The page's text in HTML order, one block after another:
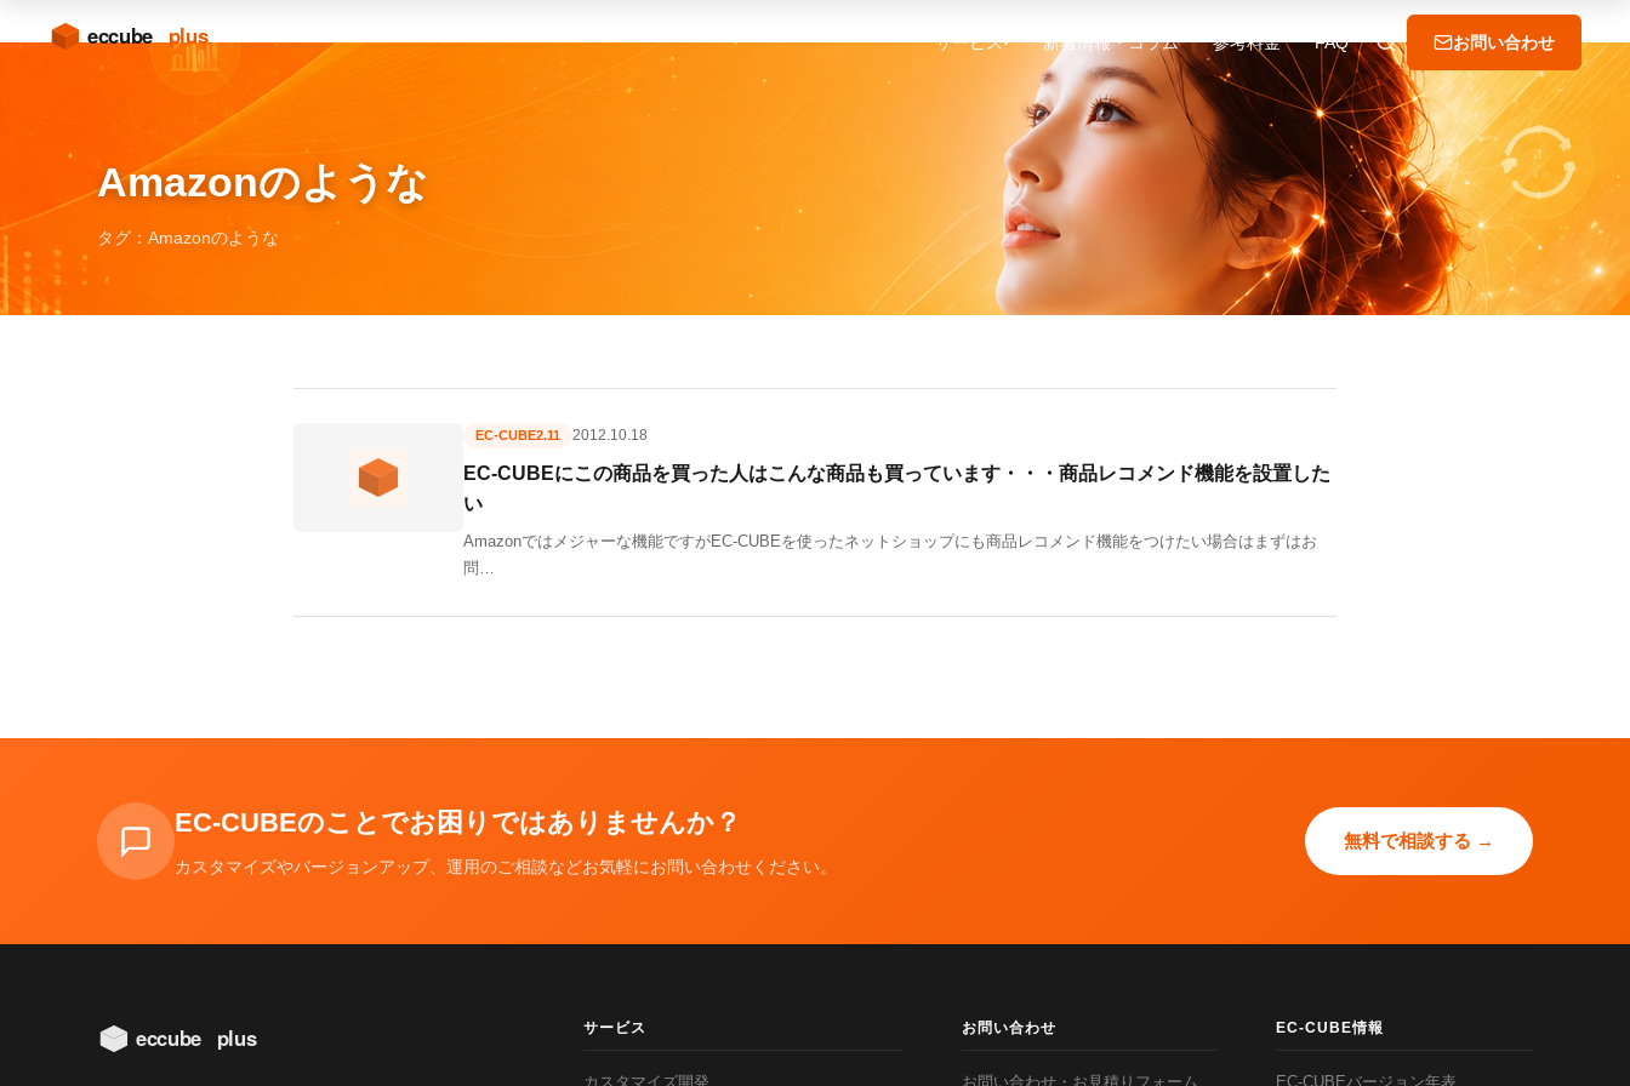
サービス▾ 新着情報・コラム 参考料金 FAQ お問い合わせ
Amazonのような
タグ：Amazonのような
EC-CUBE2.11 2012.10.18
EC-CUBEにこの商品を買った人はこんな商品も買っています・・・商品レコメンド機能を設置した
い
Amazonではメジャーな機能ですがEC-CUBEを使ったネットショップにも商品レコメンド機能をつけたい場合はまずはお
問…
EC-CUBEのことでお困りではありませんか？
カスタマイズやバージョンアップ、運用のご相談などお気軽にお問い合わせください。
無料で相談する →
サービス
カスタマイズ開発
お問い合わせ
お問い合わせ・お見積りフォーム
EC-CUBE情報
EC-CUBEバージョン年表